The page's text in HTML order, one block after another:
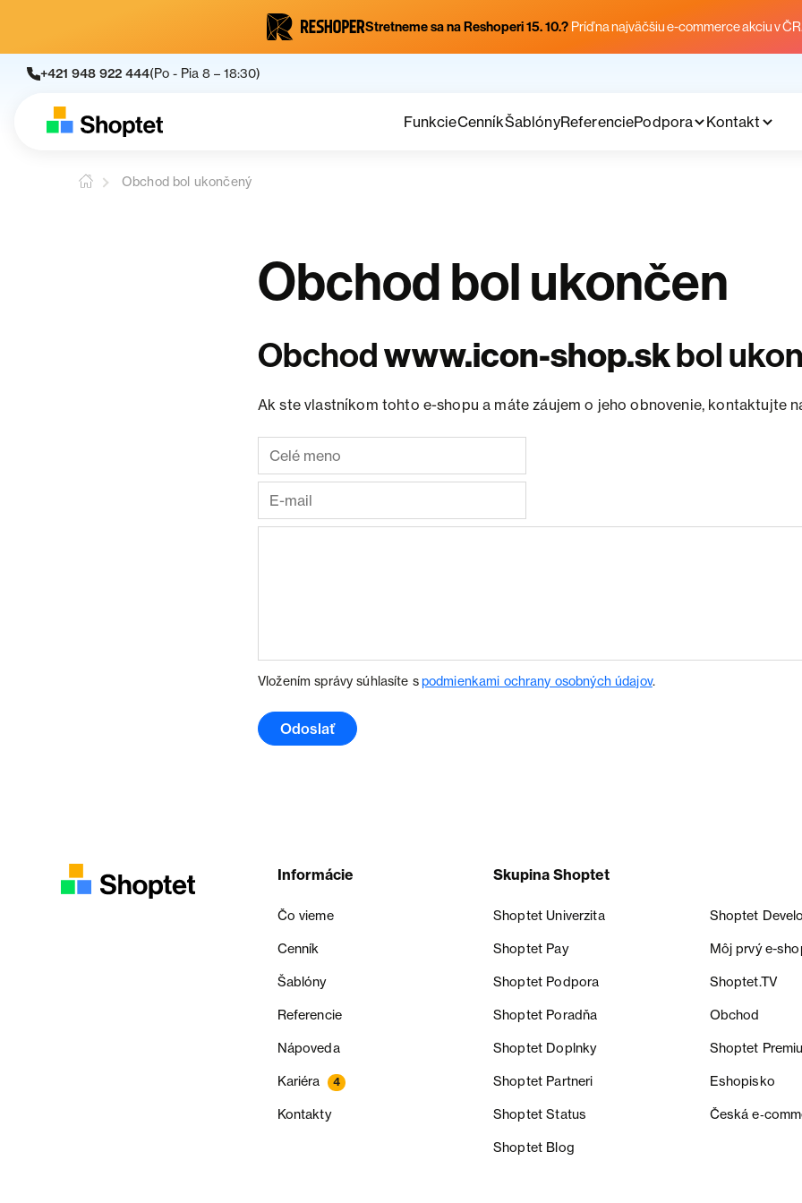
Stretneme sa na Reshoperi 15. 10.? Príď na najväčšiu e-commerce akciu v
+421 948 922 444(Po - Pia 8 – 18:30)
FunkcieCenníkŠablónyReferenciePodpora Kontakt
Obchod bol ukončený
Obchod bol ukončen
Obchodwww.icon-shop.skbol
Ak ste vlastníkom tohto e-shopu a máte záujem o jeho obnovenie, kontaktujte
Vložením správy súhlasíte spodmienkami ochrany osobných údajov.
Odoslať
Informácie
Čo vieme
Cenník
Šablóny
Referencie
Nápoveda
Kariéra 4
Kontakty
Skupina Shoptet
Shoptet Univerzita Shoptet
Shoptet Pay Môj prvý e-
Shoptet Podpora Shoptet.TV
Shoptet Poradňa Obchod
Shoptet Doplnky Shoptet
Shoptet Partneri Eshopisko
Shoptet Status Česká
Shoptet Blog